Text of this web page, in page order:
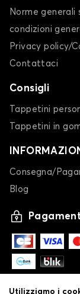
Norme generali
condizioni
Privacy policy/
Contattaci
Consigli
Tappetini
Tappetini in
Consegna/
Blog
Utilizziamo i